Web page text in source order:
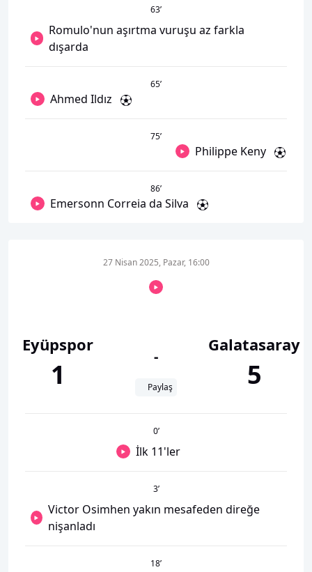
63’
Romulo'nun aşırtma vuruşu az farkla
dışarda
65’
Ahmed Ildız
75’
Philippe Keny
86’
Emersonn Correia da Silva
Eyüpspor
1
27 Nisan 2025, Pazar, 16:00
-
Paylaş
Galatasaray
5
0’
İlk 11'ler
3’
Victor Osimhen yakın mesafeden direğe
nişanladı
18’